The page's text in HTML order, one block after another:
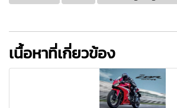
เนื้อหาที่เกี่ยวข้อง